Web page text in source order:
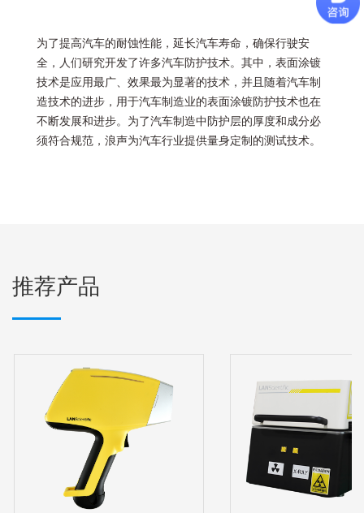
为了提高汽车的耐蚀性能，延长汽车寿命，确保行驶安
全，人们研究开发了许多汽车防护技术。其中，表面涂镀
技术是应用最广、效果最为显著的技术，并且随着汽车制
造技术的进步，用于汽车制造业的表面涂镀防护技术也在
不断发展和进步。为了汽车制造中防护层的厚度和成分必
须符合规范，浪声为汽车行业提供量身定制的测试技术。
推荐产品